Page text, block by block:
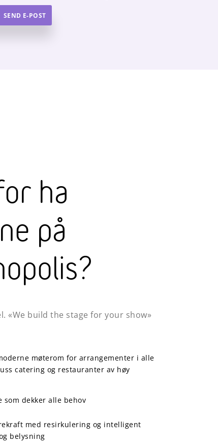
SEND E-POST
ha
på
«We build the stage for your show»
møterom for arrangementer i alle
catering og restauranter av høy
som dekker alle behov
med resirkulering og intelligent
belysning